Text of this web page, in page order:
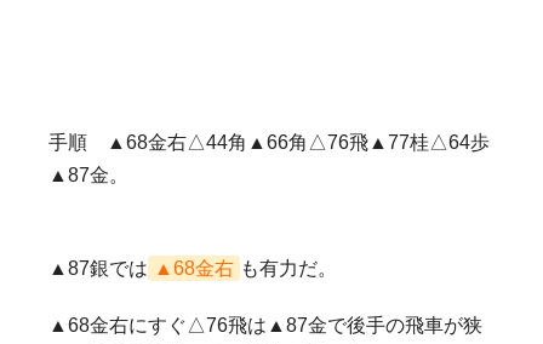
手順 ▲68金右△44角▲66角△76飛▲77桂△64歩
▲87金。
▲87銀では ▲68金右 も有力だ。
▲68金右にすぐ△76飛は▲87金で後手の飛車が狭